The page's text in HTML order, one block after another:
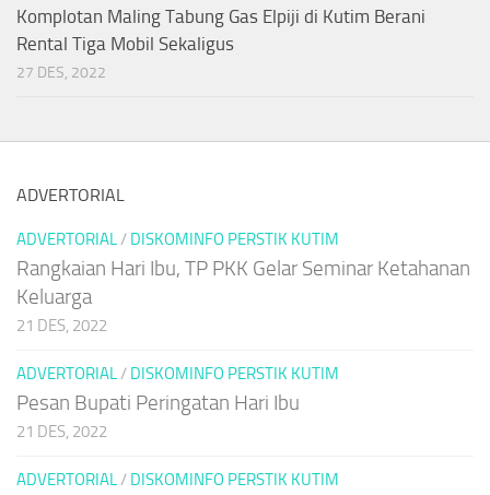
Komplotan Maling Tabung Gas Elpiji di Kutim Berani
Rental Tiga Mobil Sekaligus
27 DES, 2022
ADVERTORIAL
ADVERTORIAL/ DISKOMINFO PERSTIK KUTIM
Rangkaian Hari Ibu, TP PKK Gelar Seminar Ketahanan
Keluarga
21 DES, 2022
ADVERTORIAL/ DISKOMINFO PERSTIK KUTIM
Pesan Bupati Peringatan Hari Ibu
21 DES, 2022
ADVERTORIAL/ DISKOMINFO PERSTIK KUTIM